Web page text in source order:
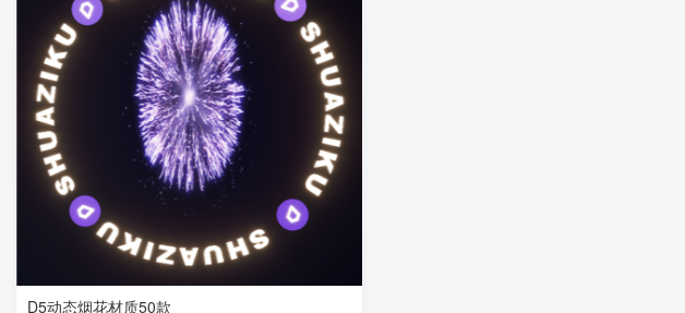
D5动态烟花材质50款